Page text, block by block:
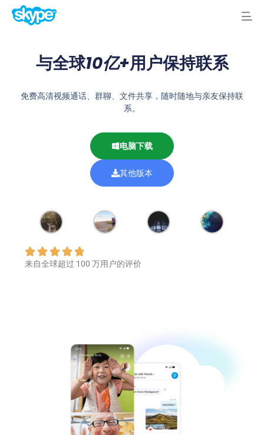
与全球10亿+用户保持联系
免费高清视频通话、群聊、文件共享，随时随地与亲友保持联
系。
电脑下载
其他版本
来自全球超过 100 万用户的评价